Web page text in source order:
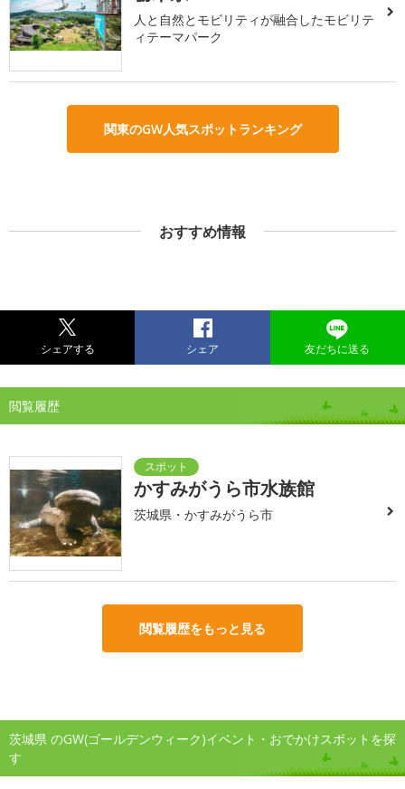
人と自然とモビリティが融合したモビリテ
ィテーマパーク
関東のGW人気スポットランキング
おすすめ情報
シェアする シェア 友だちに送る
閲覧履歴
かすみがうら市水族館
茨城県・かすみがうら市
閲覧履歴をもっと見る
茨城県 のGW(ゴールデンウィーク)イベント・おでかけスポットを探
す